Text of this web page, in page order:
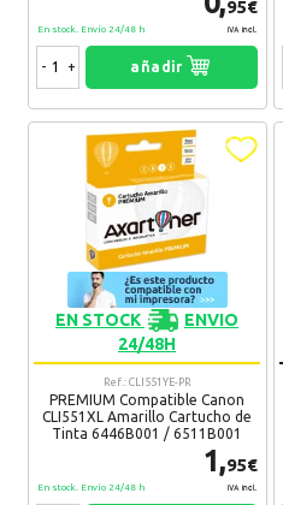
95€
IVA Incl.
En stock. Envío 24/48 h
- + añadir
EN STOCK
ENVIO
24/48H
Ref.: CLI551YE-PR
PREMIUM Compatible Canon
CLI551XL Amarillo Cartucho de
Tinta 6446B001 / 6511B001
1,95€
IVA Incl.
En stock. Envío 24/48 h